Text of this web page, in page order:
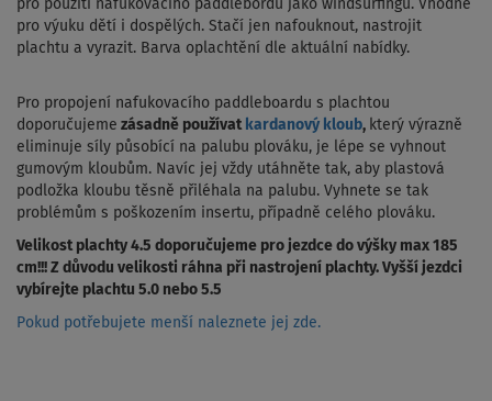
pro použití nafukovacího paddlebordu jako windsurfingu. Vhodné
pro výuku dětí i dospělých. Stačí jen nafouknout, nastrojit
plachtu a vyrazit. Barva oplachtění dle aktuální nabídky.
Pro propojení nafukovacího paddleboardu s plachtou
doporučujeme zásadně používat kardanový kloub, který výrazně
eliminuje síly působící na palubu plováku, je lépe se vyhnout
gumovým kloubům. Navíc jej vždy utáhněte tak, aby plastová
podložka kloubu těsně přiléhala na palubu. Vyhnete se tak
problémům s poškozením insertu, případně celého plováku.
Velikost plachty 4.5 doporučujeme pro jezdce do výšky max 185
cm!!! Z důvodu velikosti ráhna při nastrojení plachty. Vyšší jezdci
vybírejte plachtu 5.0 nebo 5.5
Pokud potřebujete menší naleznete jej zde.